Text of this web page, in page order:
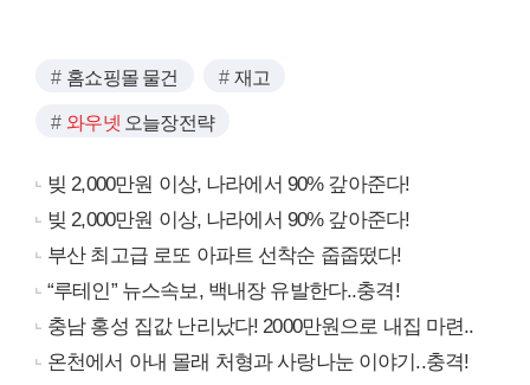
홈쇼핑몰 물건 재고
와우넷 오늘장전략
빚 2,000만원 이상, 나라에서 90% 갚아준다!
빚 2,000만원 이상, 나라에서 90% 갚아준다!
부산 최고급 로또 아파트 선착순 줍줍떴다!
“루테인” 뉴스속보, 백내장 유발한다..충격!
충남 홍성 집값 난리났다! 2000만원으로 내집 마련..
온천에서 아내 몰래 처형과 사랑나눈 이야기..충격!